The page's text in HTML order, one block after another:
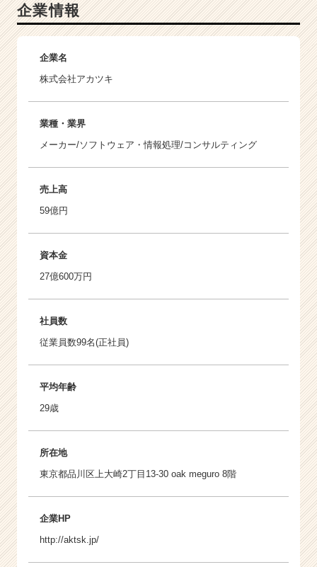
企業情報
企業名
株式会社アカツキ
業種・業界
メーカー/ソフトウェア・情報処理/コンサルティング
売上高
59億円
資本金
27億600万円
社員数
従業員数99名(正社員)
平均年齢
29歳
所在地
東京都品川区上大崎2丁目13-30 oak meguro 8階
企業HP
http://aktsk.jp/